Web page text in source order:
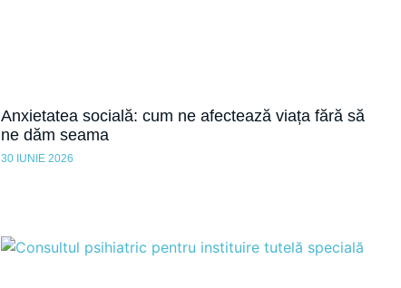
Anxietatea socială: cum ne afectează viața fără să
ne dăm seama
30 IUNIE 2026